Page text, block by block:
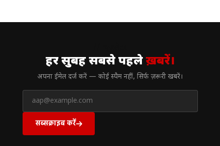
हर सुबह सबसे पहलेख़बरें।
अपना ईमेल दर्ज करें — कोई स्पैम नहीं, सिर्फ ज़रूरी खबरें।
सब्सक्राइब करें